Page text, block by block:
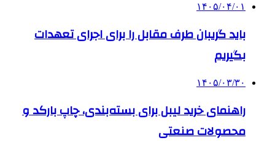
۱۴۰۵/۰۴/۰۱
باید گریبان طرف مقابل را برای اجرای تعهدات
بگیریم
۱۴۰۵/۰۳/۳۰
راهنمای خرید لیبل برای بسته‌بندی، چاپ بارکد و
محصولات صنعتی